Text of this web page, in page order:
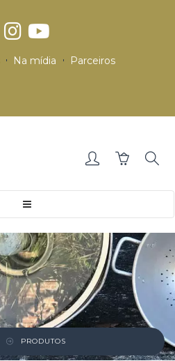
Na mídia Parceiros
PRODUTOS